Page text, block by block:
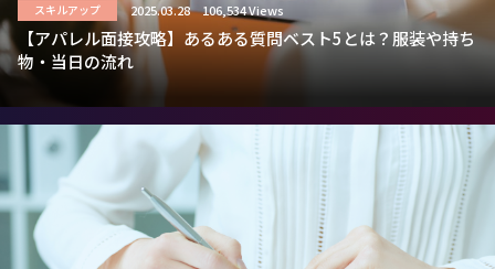
スキルアップ 2025.03.28 106,534 Views
【アパレル面接攻略】あるある質問ベスト5とは？服装や持ち
物・当日の流れ